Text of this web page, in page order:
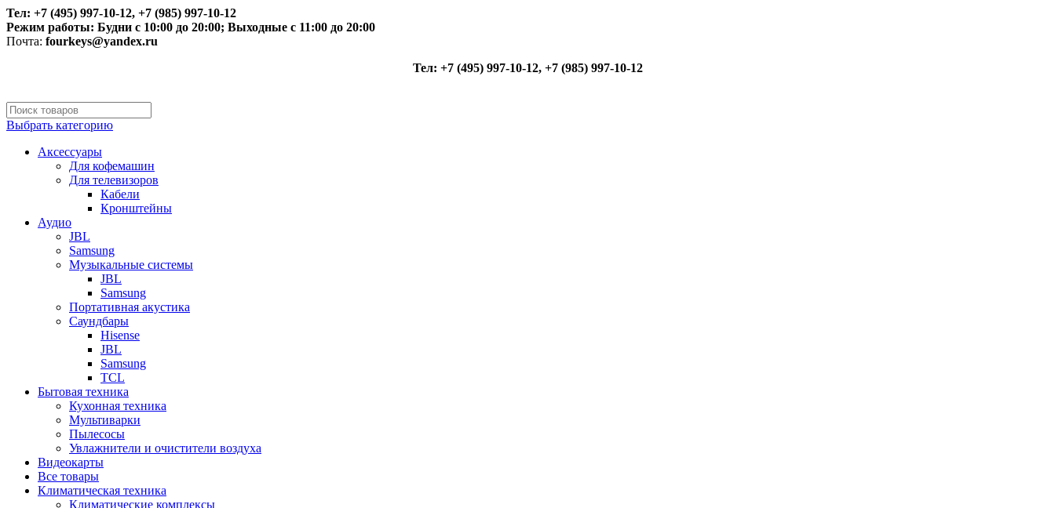
Тел: +7 (495) 997-10-12, +7 (985) 997-10-12
Режим работы: Будни с 10:00 до 20:00; Выходные с 11:00 до 20:00
Почта: fourkeys@yandex.ru
Тел: +7 (495) 997-10-12, +7 (985) 997-10-12
Выбрать категорию
Аксессуары
Для кофемашин
Для телевизоров
Кабели
Кронштейны
Аудио
JBL
Samsung
Музыкальные системы
JBL
Samsung
Портативная акустика
Саундбары
Hisense
JBL
Samsung
TCL
Бытовая техника
Кухонная техника
Мультиварки
Пылесосы
Увлажнители и очистители воздуха
Видеокарты
Все товары
Климатическая техника
Климатические комплексы